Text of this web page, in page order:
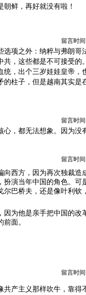
鲜，再好就没有啦！
留言时间
选项之外：纳粹与弗朗哥
共，这些都是不可接受的
统，出个三岁娃娃皇帝，
的柱子，但是越南其实是
留言时间
心，都无法想象。因为没
留言时间
向西方，因为再次独裁造
扮演当年中国的角色。可
尔巴桥夫，还是像叶利钦
因为他是亲手把中国的改
面。
留言时间
共产主义那样吹牛，靠得